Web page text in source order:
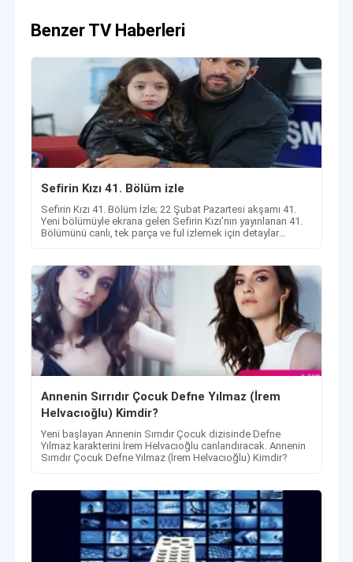
Benzer TV Haberleri
Sefirin Kızı 41. Bölüm izle
Sefirin Kızı 41. Bölüm İzle; 22 Şubat Pazartesi akşamı 41.
Yeni bölümüyle ekrana gelen Sefirin Kızı’nın yayınlanan 41.
Bölümünü canlı, tek parça ve ful izlemek için detaylar
Annenin Sırrıdır Çocuk Defne Yılmaz (İrem
Helvacıoğlu) Kimdir?
Yeni başlayan Annenin Sırrıdır Çocuk dizisinde Defne
Yılmaz karakterini İrem Helvacıoğlu canlandıracak. Annenin
Sırrıdır Çocuk Defne Yılmaz (İrem Helvacıoğlu) Kimdir?